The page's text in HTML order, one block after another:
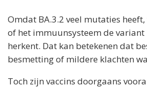
Omdat BA.3.2 veel mutaties
of het immuunsysteem de variant
herkent. Dat kan betekenen dat
besmetting of mildere klachten
Toch zijn vaccins doorgaans